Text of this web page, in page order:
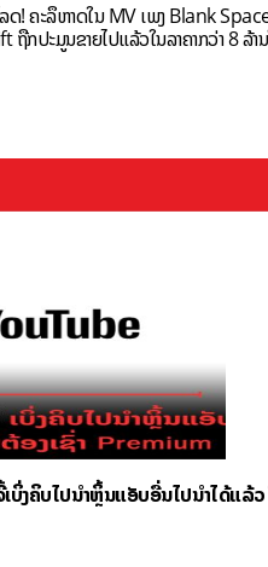
ລດ! ຄະລຶຫາດໃນ MV ເພງ Blank
ກປະມູນຂາຍໄປແລ້ວໃນລາຄາກວ່າ 8 ລ້າ
ບິ່ງຄິບໄປນຳຫຼິ້ນແອັບອື່ນໄປນຳໄດ້ແລ້